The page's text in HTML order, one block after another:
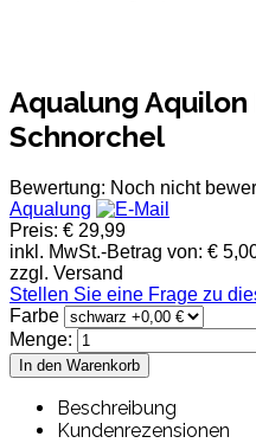
Aqualung Aquilon
Schnorchel
Bewertung: Noch nicht
Aqualung
Preis: € 29,99
inkl. MwSt.-Betrag von: €
zzgl. Versand
Stellen Sie eine Frage zu
Farbe
Menge:
Beschreibung
Kundenrezensionen